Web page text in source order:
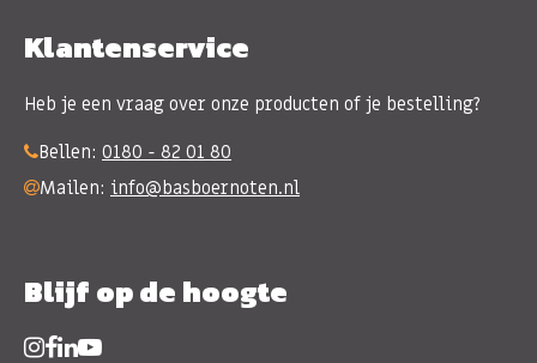
Klantenservice
Heb je een vraag over onze producten of je bestelling?
Bellen: 0180 - 82 01 80
Mailen: info@basboernoten.nl
Blijf op de hoogte